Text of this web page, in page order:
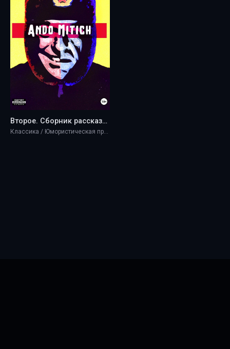
Второе. Сборник рассказов - Ando Mitich
Классика / Юмористическая проза